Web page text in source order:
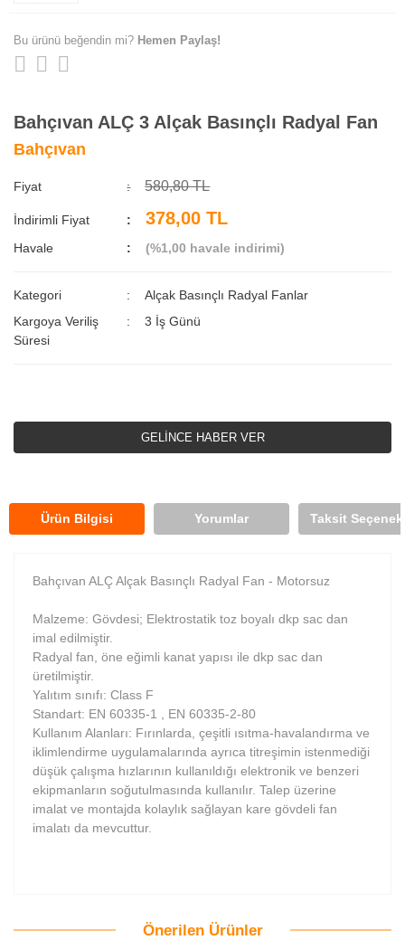
Bu ürünü beğendin mi? Hemen Paylaş!
Bahçıvan ALÇ 3 Alçak Basınçlı Radyal Fan
Bahçıvan
Fiyat 580,80 TL
İndirimli Fiyat 378,00 TL
Havale (%1,00 havale indirimi)
Kategori
Alçak Basınçlı Radyal Fanlar
Kargoya Veriliş
Süresi
3 İş Günü
GELİNCE HABER VER
Ürün Bilgisi Yorumlar Taksit
Bahçıvan ALÇ Alçak Basınçlı Radyal Fan - Motorsuz
Malzeme: Gövdesi; Elektrostatik toz boyalı dkp sac dan
imal edilmiştir.
Radyal fan, öne eğimli kanat yapısı ile dkp sac dan
üretilmiştir.
Yalıtım sınıfı: Class F
Standart: EN 60335-1 , EN 60335-2-80
Kullanım Alanları: Fırınlarda, çeşitli ısıtma-havalandırma ve
iklimlendirme uygulamalarında ayrıca titreşimin istenmediği
düşük çalışma hızlarının kullanıldığı elektronik ve benzeri
ekipmanların soğutulmasında kullanılır. Talep üzerine
imalat ve montajda kolaylık sağlayan kare gövdeli fan
imalatı da mevcuttur.
Önerilen Ürünler